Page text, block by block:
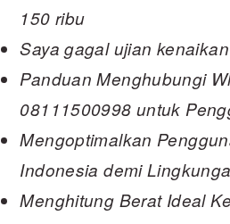
150 ribu
Saya gagal ujian
Panduan Menghubungi
08111500998 untuk
Mengoptimalkan
Indonesia demi
Menghitung Berat Ideal